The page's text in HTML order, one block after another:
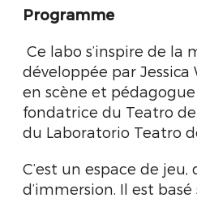
Programme
Ce labo s’inspire de la
développée par
en scène et
fondatrice du Teatro
du Laboratorio Teatro
C’est un espace de
d’immersion. Il est basé